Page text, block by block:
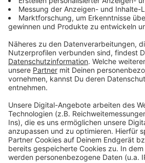
einzubetten. Dieser
Daten zu Ihren
sammeln. Bitte lesen
Details durch und
Nutzung des Service zu,
Video
Akzeptieren
powered byUsercentrics
Management
Anzeige